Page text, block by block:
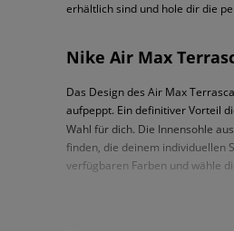
erhältlich sind und hole dir die
Nike Air Max
Das Design des Air Max
aufpeppt. Ein definitiver Vorteil
Wahl für dich. Die Innensohle
finden, die deinem individuellen
verfügbaren Farben und wähle